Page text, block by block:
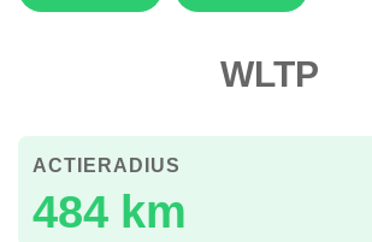
WLTP
484 km
ACTIERADIUS